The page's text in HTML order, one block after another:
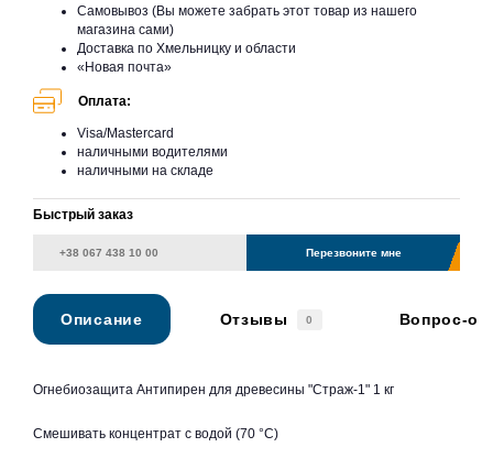
Самовывоз (Вы можете забрать этот товар из нашего
магазина сами)
Доставка по Хмельницку и области
«Новая почта»
Оплата:
Visa/Mastercard
наличными водителями
наличными на складе
Быстрый заказ
Перезвоните мне
Описание Отзывы 0 Вопрос-
Огнебиозащита Антипирен для древесины "Страж-1" 1 кг
Смешивать концентрат с водой (70 °C)